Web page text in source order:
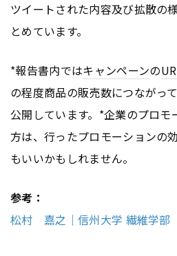
ツイートされた内容及び拡散の
とめています。
*報告書内ではキャンペーンの
の程度商品の販売数につながっ
公開しています。*企業のプロモ
方は、行ったプロモーションの
もいいかもしれません。
参考：
松村 嘉之｜信州大学 繊維学部